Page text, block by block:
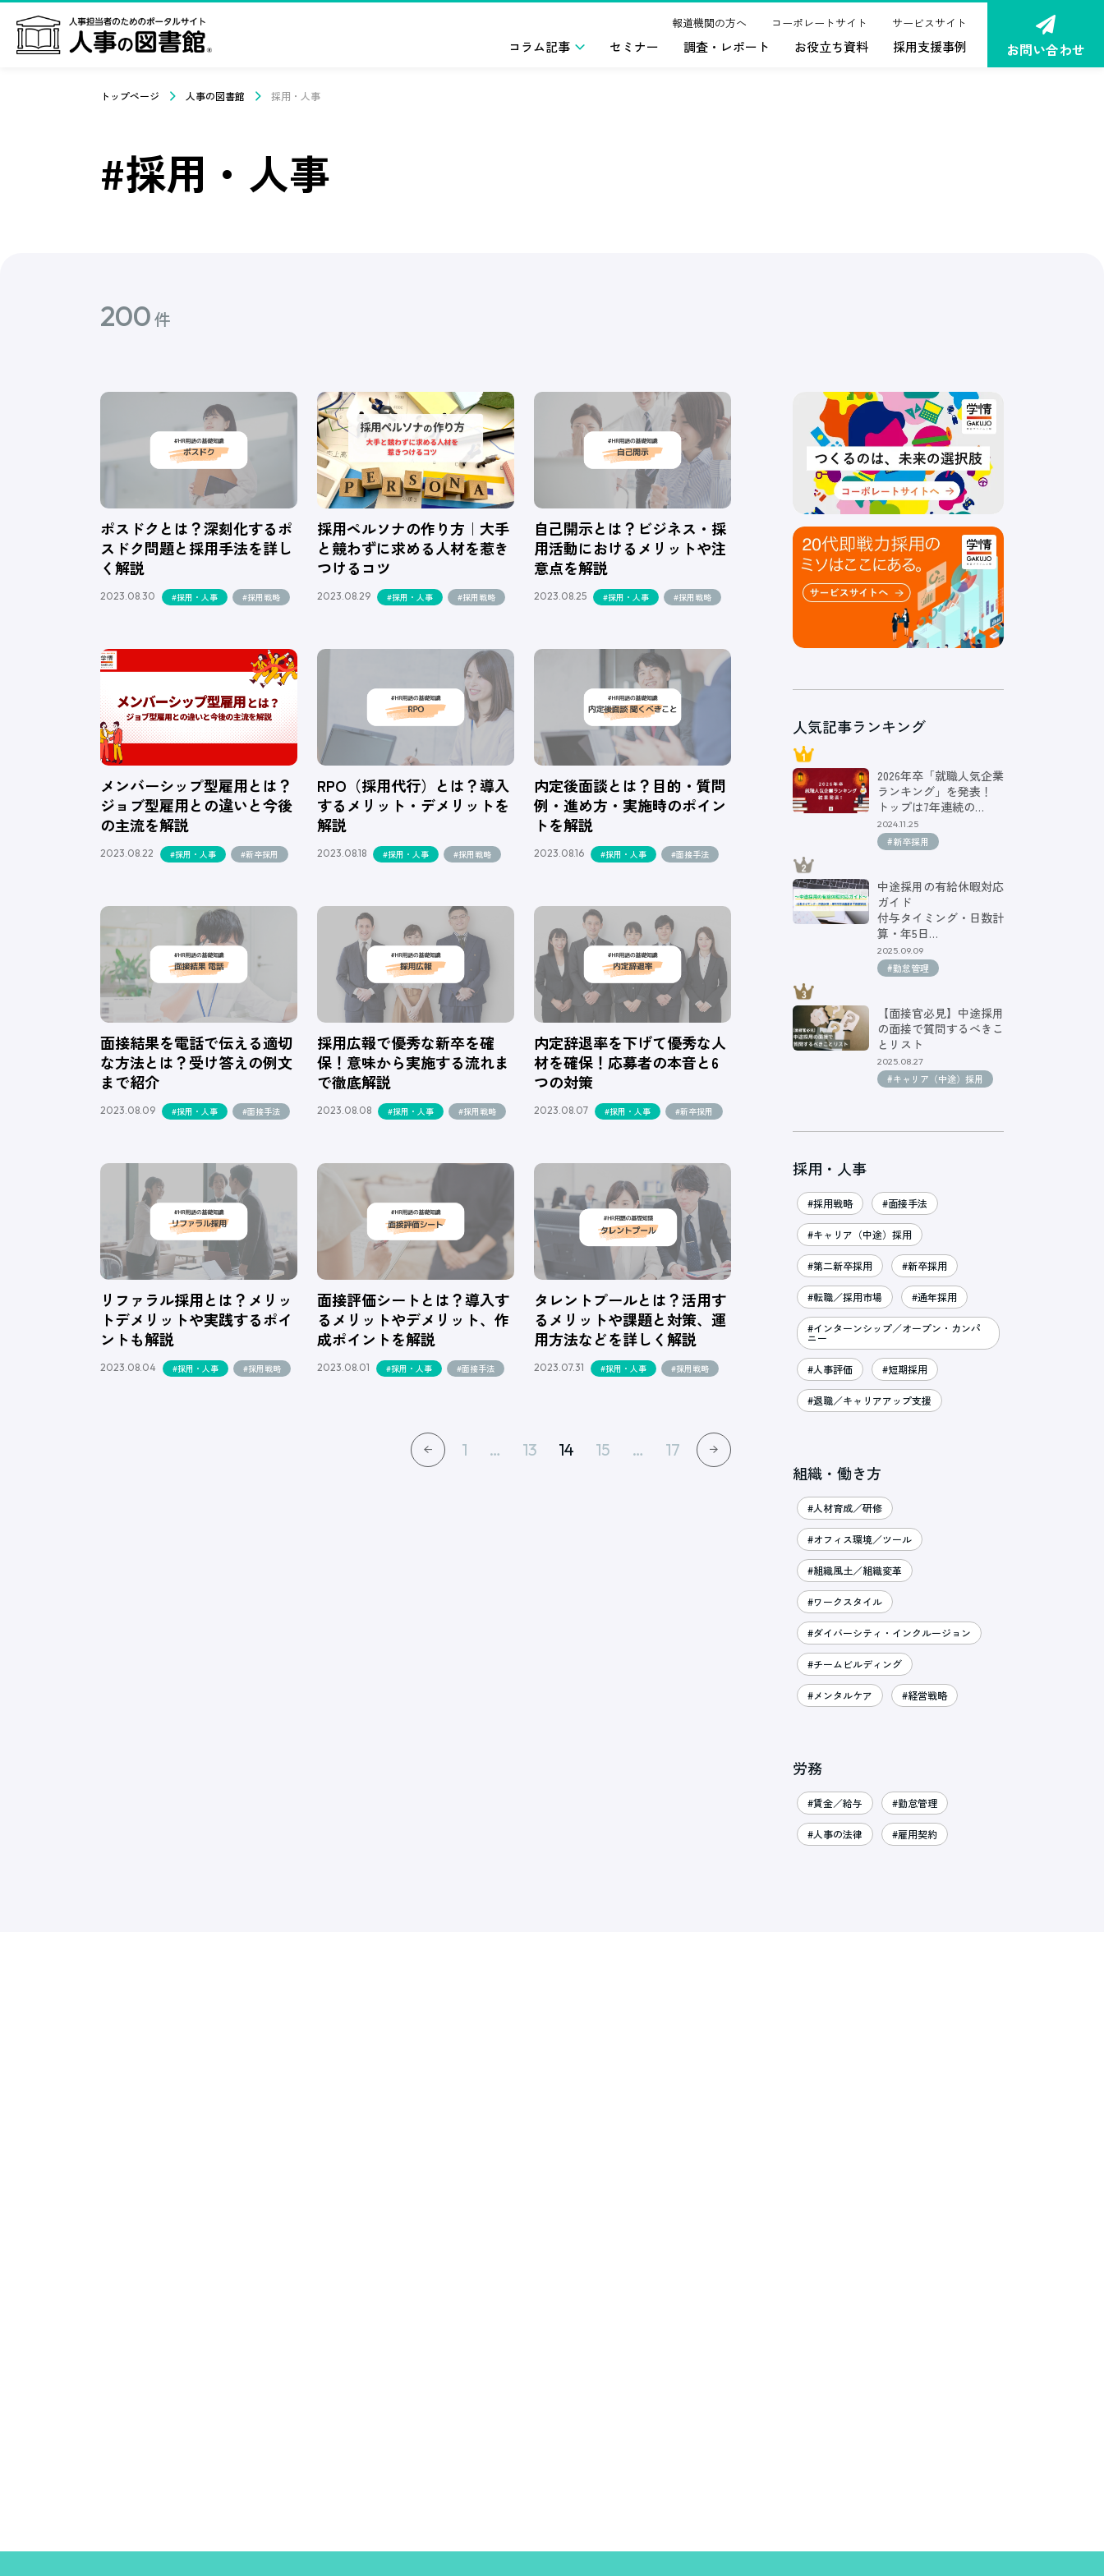
報道機関の方へ コーポレートサイト サービスサイト
コラム記事 セミナー 調査・レポート お役立ち資料 採用支援事例 お問い合わせ
トップページ 人事の図書館 採用・人事
#採用・人事
200件
ポスドクとは？深刻化するポ
スドク問題と採用手法を詳し
く解説
2023.08.30 #採用・人事 #採用戦略
採用ペルソナの作り方｜大手
と競わずに求める人材を惹き
つけるコツ
2023.08.29 #採用・人事 #採用戦略
自己開示とは？ビジネス・採
用活動におけるメリットや注
意点を解説
2023.08.25 #採用・人事 #採用戦略
メンバーシップ型雇用とは？
ジョブ型雇用との違いと今後
の主流を解説
2023.08.22 #採用・人事 #新卒採用
RPO（採用代行）とは？導入
するメリット・デメリットを
解説
2023.08.18 #採用・人事 #採用戦略
内定後面談とは？目的・質問
例・進め方・実施時のポイン
トを解説
2023.08.16 #採用・人事 #面接手法
面接結果を電話で伝える適切
な方法とは？受け答えの例文
まで紹介
2023.08.09 #採用・人事 #面接手法
採用広報で優秀な新卒を確
保！意味から実施する流れま
で徹底解説
2023.08.08 #採用・人事 #採用戦略
内定辞退率を下げて優秀な人
材を確保！応募者の本音と6
つの対策
2023.08.07 #採用・人事 #新卒採用
リファラル採用とは？メリッ
トデメリットや実践するポイ
ントも解説
2023.08.04 #採用・人事 #採用戦略
面接評価シートとは？導入す
るメリットやデメリット、作
成ポイントを解説
2023.08.01 #採用・人事 #面接手法
タレントプールとは？活用す
るメリットや課題と対策、運
用方法などを詳しく解説
2023.07.31 #採用・人事 #採用戦略
1 … 13 14 15 … 17
人気記事ランキング
2026年卒「就職人気企業
ランキング」を発表！
トップは7年連続の…
2024.11.25
#新卒採用
中途採用の有給休暇対応
ガイド
付与タイミング・日数計
算・年5日…
2025.09.09
#勤怠管理
【面接官必見】中途採用
の面接で質問するべきこ
とリスト
2025.08.27
#キャリア（中途）採用
採用・人事
#採用戦略 #面接手法
#キャリア（中途）採用
#第二新卒採用 #新卒採用
#転職／採用市場 #通年採用
#インターンシップ／オープン・カンパ
ニー
#人事評価 #短期採用
#退職／キャリアアップ支援
組織・働き方
#人材育成／研修
#オフィス環境／ツール
#組織風土／組織変革
#ワークスタイル
#ダイバーシティ・インクルージョン
#チームビルディング
#メンタルケア #経営戦略
労務
#賃金／給与 #勤怠管理
#人事の法律 #雇用契約